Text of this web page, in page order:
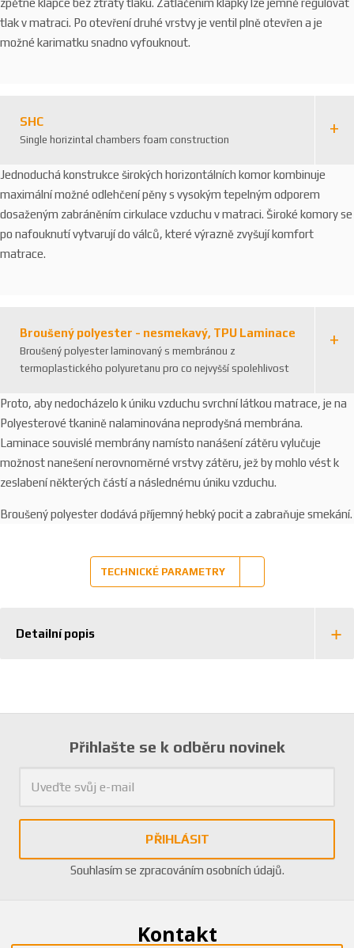
tlak v matraci. Po otevření druhé vrstvy je ventil plně otevřen a je
možné karimatku snadno vyfouknout.
SHC
Single horizintal chambers foam construction
Jednoduchá konstrukce širokých horizontálních komor kombinuje
maximální možné odlehčení pěny s vysokým tepelným odporem
dosaženým zabráněním cirkulace vzduchu v matraci. Široké komory se
po nafouknutí vytvarují do válců, které výrazně zvyšují komfort
matrace.
Broušený polyester - nesmekavý, TPU Laminace
Broušený polyester laminovaný s membránou z
termoplastického polyuretanu pro co nejvyšší spolehlivost
Proto, aby nedocházelo k úniku vzduchu svrchní látkou matrace, je na
Polyesterové tkanině nalaminována neprodyšná membrána.
Laminace souvislé membrány namísto nanášení zátěru vylučuje
možnost nanešení nerovnoměrné vrstvy zátěru, jež by mohlo vést k
zeslabení některých částí a následnému úniku vzduchu.
Broušený polyester dodává příjemný hebký pocit a zabraňuje smekání.
TECHNICKÉ PARAMETRY
Detailní popis
Přihlašte se k odběru novinek
PŘIHLÁSIT
Souhlasím se zpracováním osobních údajů.
Kontakt